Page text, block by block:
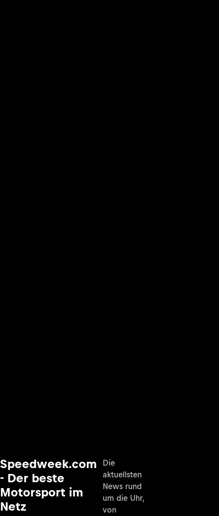
Speedweek.com
- Der beste
Motorsport im
Netz
Die
aktuellsten
News rund
um die Uhr,
von